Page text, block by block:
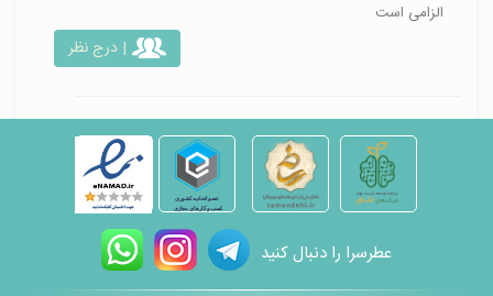
الزامی است
| درج نظر
عطرسرا را دنبال کنید